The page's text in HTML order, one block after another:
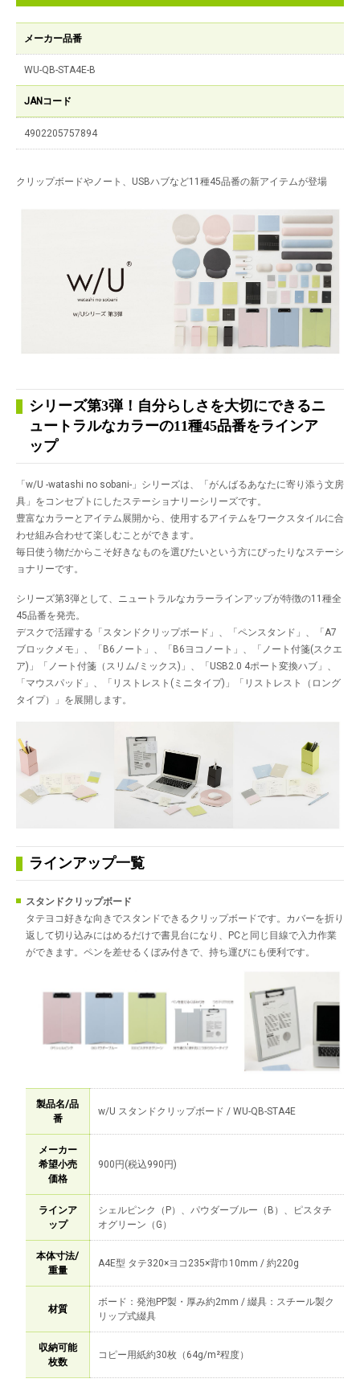
メーカー品番
WU-QB-STA4E-B
JANコード
4902205757894
クリップボードやノート、USBハブなど11種45品番の新アイテムが登場
シリーズ第3弾！自分らしさを大切にできるニ
ュートラルなカラーの11種45品番をラインア
ップ
「w/U -watashi no sobani-」シリーズは、「がんばるあなたに寄り添う文房
具」をコンセプトにしたステーショナリーシリーズです。
豊富なカラーとアイテム展開から、使用するアイテムをワークスタイルに合
わせ組み合わせて楽しむことができます。
毎日使う物だからこそ好きなものを選びたいという方にぴったりなステーシ
ョナリーです。
シリーズ第3弾として、ニュートラルなカラーラインアップが特徴の11種全
45品番を発売。
デスクで活躍する「スタンドクリップボード」、「ペンスタンド」、「A7
ブロックメモ」、「B6ノート」、「B6ヨコノート」、「ノート付箋(スクエ
ア)」「ノート付箋（スリム/ミックス)」、「USB2.0 4ポート変換ハブ」、
「マウスパッド」、「リストレスト(ミニタイプ)」「リストレスト（ロング
タイプ）」を展開します。
ラインアップ一覧
スタンドクリップボード
タテヨコ好きな向きでスタンドできるクリップボードです。カバーを折り
返して切り込みにはめるだけで書見台になり、PCと同じ目線で入力作業
ができます。ペンを差せるくぼみ付きで、持ち運びにも便利です。
製品名/品
番
w/U スタンドクリップボード / WU-QB-STA4E
メーカー
希望小売
価格
900円(税込990円)
ラインア
ップ
シェルピンク（P）、パウダーブルー（B）、ピスタチ
オグリーン（G）
本体寸法/
重量
A4E型 タテ320×ヨコ235×背巾10mm / 約220g
材質
ボード：発泡PP製・厚み約2mm / 綴具：スチール製ク
リップ式綴具
収納可能
枚数
コピー用紙約30枚（64g/m²程度）